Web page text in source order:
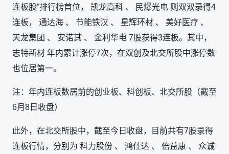
连板股”排行榜首位， 凯龙高科 、 民爆光电 则双双录得4
连板， 通达海 、 节能铁汉 、 星辉环材 、 美好医疗 、
天龙集团 、 安诺其 、 金利华电 7股获得3连板。其中，
志特新材 年内累计涨停7次，在双创及北交所股中涨停数
也位居第一。
注：年内连板数居前的创业板、科创板、北交所股（截至
6月8日收盘）
此外，在北交所股中，截至今日收盘，目前共有7股录得
连板行情，分别为 科力股份 、 鸿仕达 、 倍益康 、 众诚